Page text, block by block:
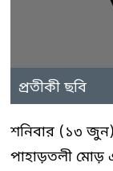
প্রতীকী ছবি
শনিবার (১৩
পাহাড়তলী মোড়